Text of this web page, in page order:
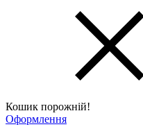
Кошик порожній!
Оформлення